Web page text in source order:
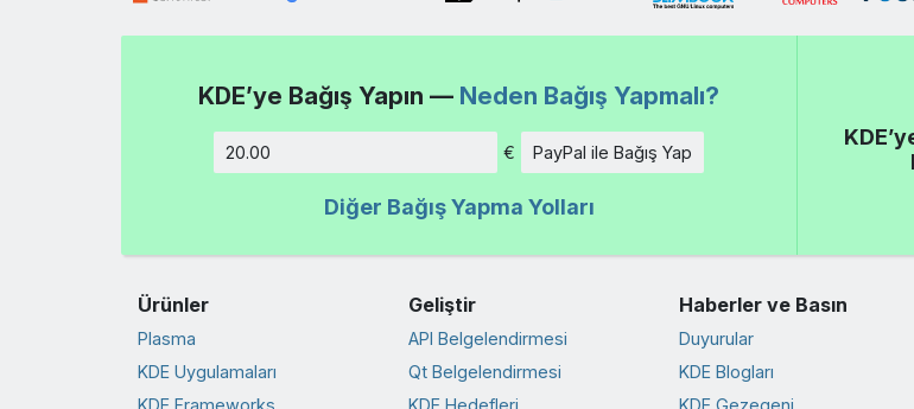
KDE’ye Bağış Yapın — Neden Bağış Yapmalı?
€ PayPal ile Bağış Yap
Diğer Bağış Yapma Yolları
Ürünler
Plasma
KDE Uygulamaları
KDE Frameworks
Geliştir
API Belgelendirmesi
Qt Belgelendirmesi
KDE Hedefleri
Haberler ve Basın
Duyurular
KDE Blogları
KDE Gezegeni